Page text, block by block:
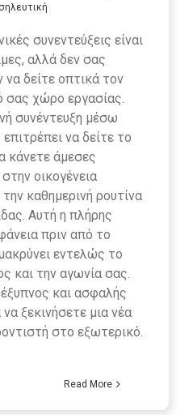
συνεντεύξεις είναι
αλλά δεν σας
να δείτε οπτικά τον
σας χώρο εργασίας.
συνέντευξη μέσω
να δείτε το
κάνετε άμεσες
οικογένεια
καθημερινή ρουτίνα
Αυτή η πλήρης
πριν από το
εντελώς το
και την αγωνία σας.
έξυπνος και ασφαλής
ξεκινήσετε μια νέα
στο εξωτερικό.
Read More